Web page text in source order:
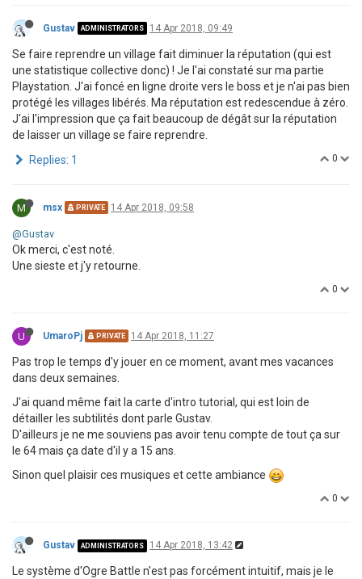
Gustav ADMINISTRATORS 14 Apr 2018, 09:49
Se faire reprendre un village fait diminuer la réputation (qui est
une statistique collective donc) ! Je l'ai constaté sur ma partie
Playstation. J'ai foncé en ligne droite vers le boss et je n'ai pas bien
protégé les villages libérés. Ma réputation est redescendue à zéro.
J'ai l'impression que ça fait beaucoup de dégât sur la réputation
de laisser un village se faire reprendre.
0
Replies: 1
M msx PRIVATE 14 Apr 2018, 09:58
@Gustav
Ok merci, c'est noté.
Une sieste et j'y retourne.
0
U UmaroPj PRIVATE 14 Apr 2018, 11:27
Pas trop le temps d'y jouer en ce moment, avant mes vacances
dans deux semaines.
J'ai quand même fait la carte d'intro tutorial, qui est loin de
détailler les subtilités dont parle Gustav.
D'ailleurs je ne me souviens pas avoir tenu compte de tout ça sur
le 64 mais ça date d'il y a 15 ans.
Sinon quel plaisir ces musiques et cette ambiance
0
Gustav ADMINISTRATORS 14 Apr 2018, 13:42
Le système d'Ogre Battle n'est pas forcément intuitif, mais je le